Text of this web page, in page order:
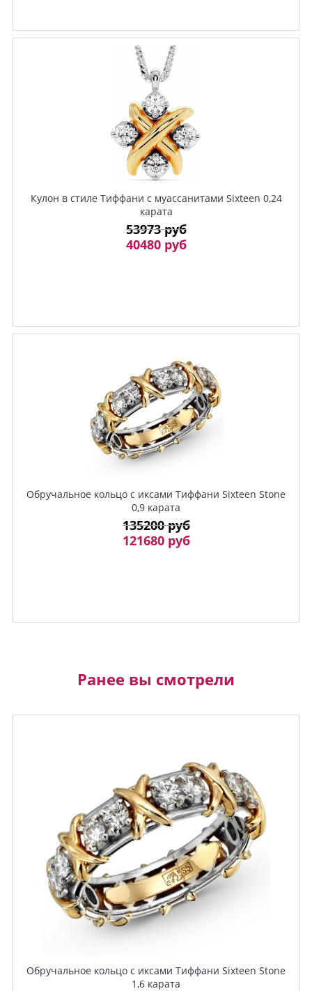
Кулон в стиле Тиффани с муассанитами Sixteen 0,24
карата
53973 руб
40480 руб
Обручальное кольцо с иксами Тиффани Sixteen Stone
0,9 карата
135200 руб
121680 руб
Ранее вы смотрели
Обручальное кольцо с иксами Тиффани Sixteen Stone
1,6 карата